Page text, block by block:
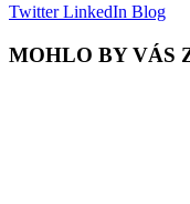
TwitterLinkedIn Blog
MOHLO BY VÁS